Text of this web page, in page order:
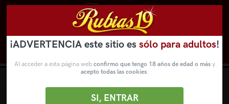
¡ADVERTENCIA este sitio es sólo para adultos!
Al acceder a esta página web confirmo que tengo 18 años de edad o másy
acepto todas las cookies.
SI, ENTRAR